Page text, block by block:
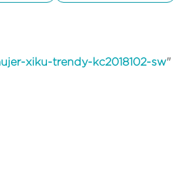
xiku-trendy-kc2018102-sw"